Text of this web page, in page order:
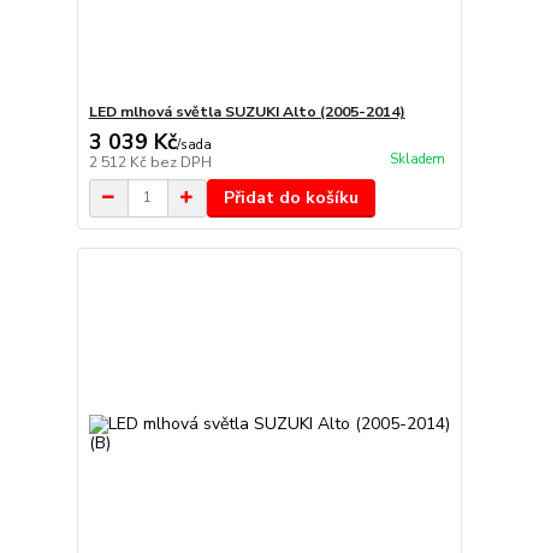
LED mlhová světla SUZUKI Alto (2005-2014)
3 039 Kč/sada
2 512 Kč bez DPH Skladem
Přidat do košíku